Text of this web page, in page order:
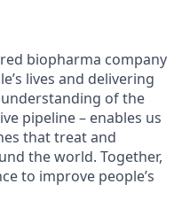
biopharma company
lives and delivering
of the
pipeline – enables us
that treat and
the world. Together,
to improve people’s